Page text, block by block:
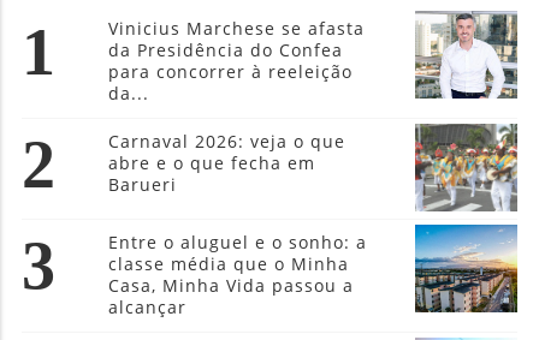
1
Vinicius Marchese se afasta
da Presidência do Confea
para concorrer à reeleição
da...
2
Carnaval 2026: veja o que
abre e o que fecha em
Barueri
3
Entre o aluguel e o sonho: a
classe média que o Minha
Casa, Minha Vida passou a
alcançar